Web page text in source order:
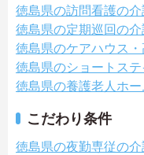
徳島県の訪問看護の介
徳島県の定期巡回の介
徳島県のケアハウス
徳島県のショートステ
徳島県の養護老人ホー
こだわり条件
徳島県の夜勤専従の介